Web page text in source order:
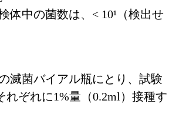
体中の菌数は、< 10¹（検出せ
滅菌バイアル瓶にとり、試験
ぞれに1%量（0.2ml）接種す